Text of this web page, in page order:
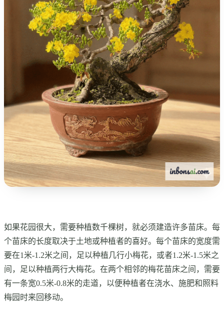
如果花园很大，需要种植数千棵树，就必须建造许多苗床。每
个苗床的长度取决于土地或种植者的喜好。每个苗床的宽度需
要在1米-1.2米之间，足以种植几行小梅花，或者1.2米-1.5米之
间，足以种植两行大梅花。在两个相邻的梅花苗床之间，需要
有一条宽0.5米-0.8米的走道，以便种植者在浇水、施肥和照料
梅园时来回移动。